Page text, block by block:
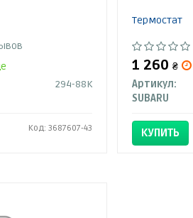
294-88K
Код: 3687607-43
Термостат
1 260 ₴
Артикул:
SUBARU
КУПИТЬ